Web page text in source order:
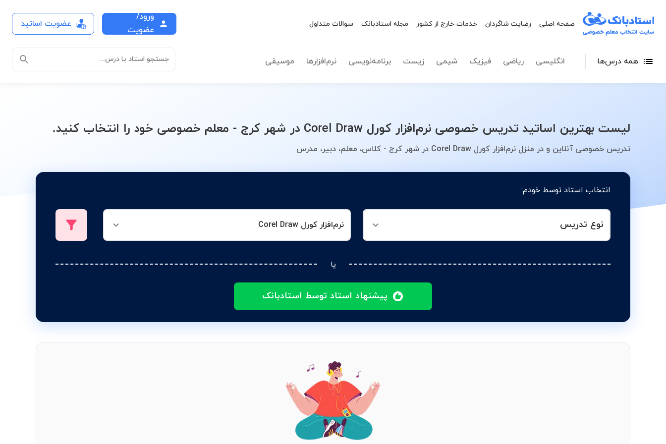
صفحه اصلی رضایت شاگردان خدمات خارج از کشور مجله استادبانک سوالات متداول
ورود/
عضویت
عضویت اساتید
همه درس‌ها انگلیسی ریاضی فیزیک شیمی زیست برنامه‌نویسی نرم‌افزارها موسیقی جستجو استاد یا درس...
لیست بهترین اساتید تدریس خصوصی نرم‌افزار کورل Corel Draw در شهر کرج - معلم خصوصی خود را انتخاب کنید.
تدریس خصوصی آنلاین و در منزل نرم‌افزار کورل Corel Draw در شهر کرج - کلاس، معلم، دبیر، مدرس
انتخاب استاد توسط خودم:
نوع تدریس نرم‌افزار کورل Corel Draw
یا
پیشنهاد استاد توسط استادبانک
نوع تدریس